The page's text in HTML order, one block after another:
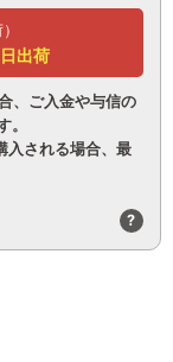
出荷
、ご入金や与信の
。
入される場合、最
?